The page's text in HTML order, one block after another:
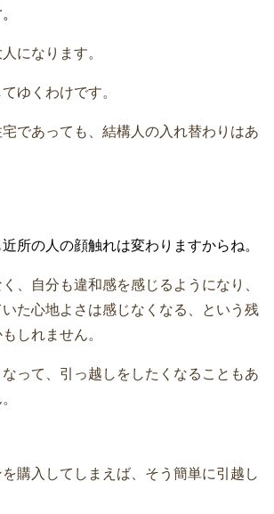
になります。
ゆくわけです。
であっても、結構人の入れ替わりはあ
所の人の顔触れは変わりますからね。
、自分も違和感を感じるようになり、
た心地よさは感じなくなる、という残
しれません。
って、引っ越しをしたくなることもあ
購入してしまえば、そう簡単に引越し